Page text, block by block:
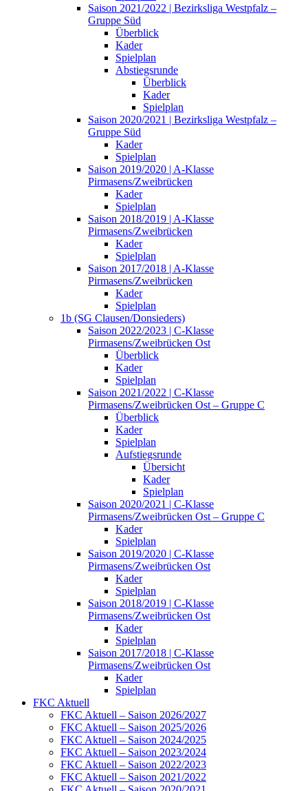
Saison 2021/2022 | Bezirksliga Westpfalz –
Gruppe Süd
Überblick
Kader
Spielplan
Abstiegsrunde
Überblick
Kader
Spielplan
Saison 2020/2021 | Bezirksliga Westpfalz –
Gruppe Süd
Kader
Spielplan
Saison 2019/2020 | A-Klasse
Pirmasens/Zweibrücken
Kader
Spielplan
Saison 2018/2019 | A-Klasse
Pirmasens/Zweibrücken
Kader
Spielplan
Saison 2017/2018 | A-Klasse
Pirmasens/Zweibrücken
Kader
Spielplan
1b (SG Clausen/Donsieders)
Saison 2022/2023 | C-Klasse
Pirmasens/Zweibrücken Ost
Überblick
Kader
Spielplan
Saison 2021/2022 | C-Klasse
Pirmasens/Zweibrücken Ost – Gruppe C
Überblick
Kader
Spielplan
Aufstiegsrunde
Übersicht
Kader
Spielplan
Saison 2020/2021 | C-Klasse
Pirmasens/Zweibrücken Ost – Gruppe C
Kader
Spielplan
Saison 2019/2020 | C-Klasse
Pirmasens/Zweibrücken Ost
Kader
Spielplan
Saison 2018/2019 | C-Klasse
Pirmasens/Zweibrücken Ost
Kader
Spielplan
Saison 2017/2018 | C-Klasse
Pirmasens/Zweibrücken Ost
Kader
Spielplan
FKC Aktuell
FKC Aktuell – Saison 2026/2027
FKC Aktuell – Saison 2025/2026
FKC Aktuell – Saison 2024/2025
FKC Aktuell – Saison 2023/2024
FKC Aktuell – Saison 2022/2023
FKC Aktuell – Saison 2021/2022